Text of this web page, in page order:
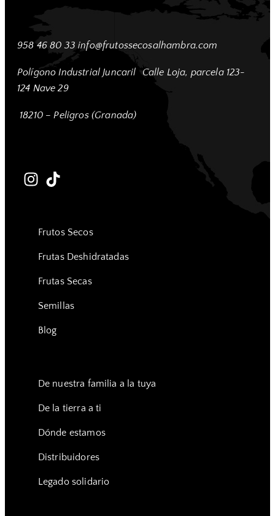
958 46 80 33info@frutossecosalhambra.com
Polígono Industrial Juncaril Calle Loja, parcela 123-
124 Nave 29
18210 – Peligros (Granada)
Frutos Secos
Frutas Deshidratadas
Frutas Secas
Semillas
Blog
De nuestra familia a la tuya
De la tierra a ti
Dónde estamos
Distribuidores
Legado solidario